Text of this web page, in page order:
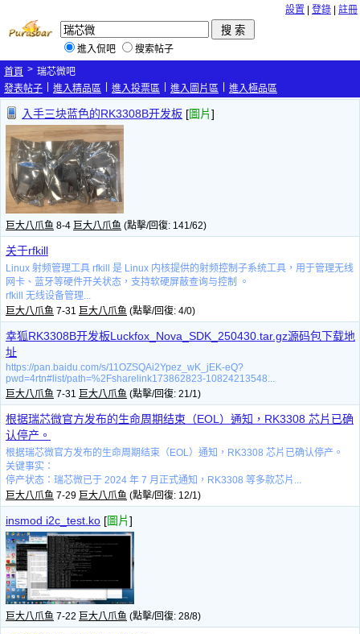
設置 登錄 註冊
進入侃吧
搜索帖子
首頁 > 瑞芯微吧
發表帖子
進入精品區 進入投票區 進入圖片區 進入極品區
入手三块蓝色的RK3308B开发板 [圖片]
巨大八爪鱼 8-4 巨大八爪鱼 (點擊/回復: 141/62)
关于rfkill
Linux 射频管理工具 rfkill 是 Linux 内核提供的射频控制子系统工具，用于管理无线
网卡、蓝牙等硬件开关状态，支持软硬屏蔽查询与控制 。‌‌‌
rfkill 无线设备管理...
巨大八爪鱼 7-31 巨大八爪鱼 (點擊/回復: 4/0)
幸狐RK3308B开发板Luckfox_Nova_SDK_250430.tar.gz源码包下载地
址
https://pan.baidu.com/s/11OZSQAi2Ypez_wK_jEK-eQ?
pwd=4rtn#list/path=%2Fsharelink173862823-10824213548...
巨大八爪鱼 7-31 巨大八爪鱼 (點擊/回復: 21/1)
根据瑞芯微官方发布的生命周期结束（EOL）通知，‌RK3308 芯片已确
认停产‌。
根据瑞芯微官方发布的生命周期结束（EOL）通知，‌RK3308 芯片已确认停产‌。
‌关键事实：‌
‌停产状态‌：瑞芯微已于 2024 年 7 月正式通知，RK3308 等多款芯片...
巨大八爪鱼 7-29 巨大八爪鱼 (點擊/回復: 12/1)
insmod i2c_test.ko [圖片]
巨大八爪鱼 7-22 巨大八爪鱼 (點擊/回復: 28/8)